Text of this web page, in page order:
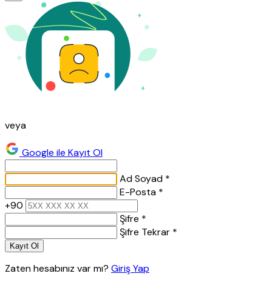
veya
Google ile Kayıt Ol
Ad Soyad *
E-Posta *
+90
Şifre *
Şifre Tekrar *
Kayıt Ol
Zaten hesabınız var mı? Giriş Yap